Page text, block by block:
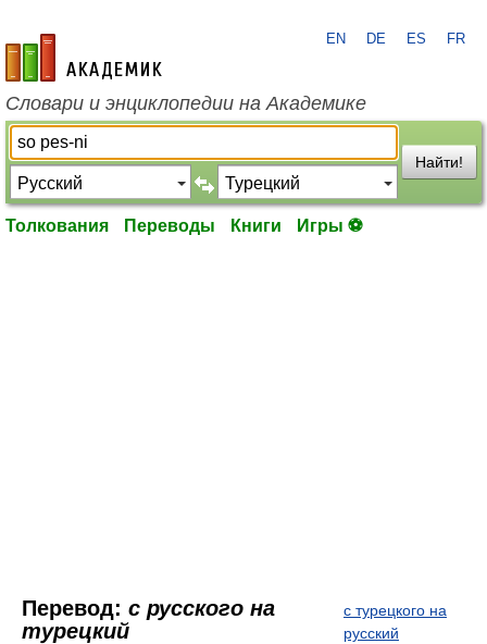
academic.ru
EN DE ES FR
Словари и энциклопедии на Академике
Найти!
Толкования Переводы Книги Игры ⚽
Перевод: с русского на
турецкий
с турецкого на
русский